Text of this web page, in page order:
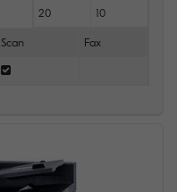
20 10
Scan Fax